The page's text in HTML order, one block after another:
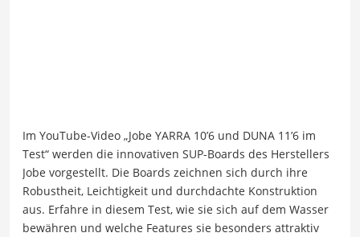
Im YouTube-Video „Jobe YARRA 10’6 und DUNA 11’6 im
Test“ werden die innovativen SUP-Boards des Herstellers
Jobe vorgestellt. Die Boards zeichnen sich durch ihre
Robustheit, Leichtigkeit und durchdachte Konstruktion
aus. Erfahre in diesem Test, wie sie sich auf dem Wasser
bewähren und welche Features sie besonders attraktiv